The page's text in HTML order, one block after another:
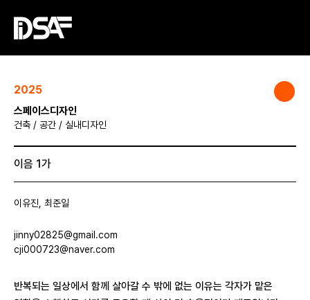
2025
스페이스디자인
건축 / 공간 / 실내디자인
이음 1가
이유진, 최준일
jinny02825@gmail.com
cji000723@naver.com
반복되는 일상에서 함께 살아갈 수 밖에 없는 이유는 각자가 맡은